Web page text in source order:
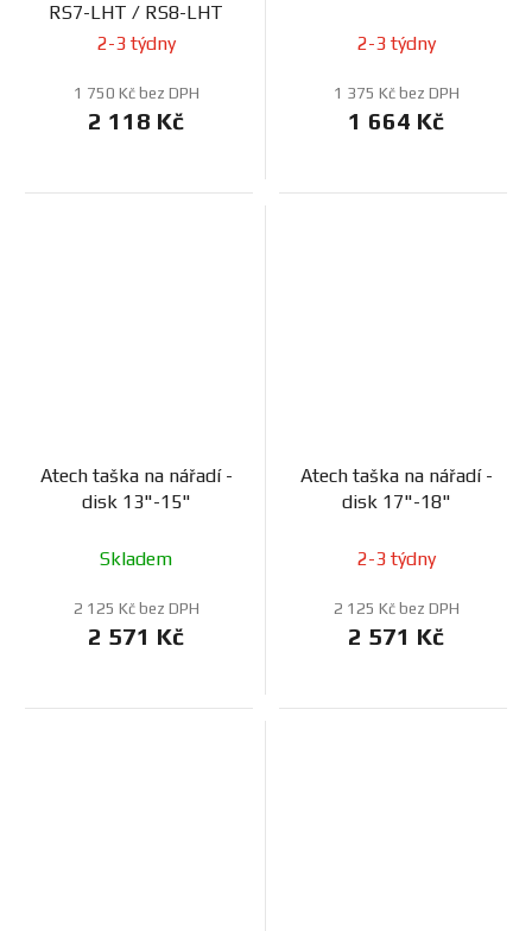
RS7-LHT / RS8-LHT
2-3 týdny
1 750 Kč bez DPH
2 118 Kč
2-3 týdny
1 375 Kč bez DPH
1 664 Kč
Atech taška na nářadí -
disk 13"-15"
Skladem
2 125 Kč bez DPH
2 571 Kč
Atech taška na nářadí -
disk 17"-18"
2-3 týdny
2 125 Kč bez DPH
2 571 Kč